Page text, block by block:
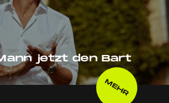
jetzt den Bart
MEHR